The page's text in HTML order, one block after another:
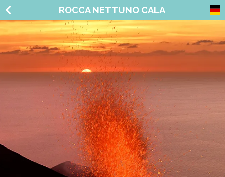
ROCCA NETTUNO CALABRIA